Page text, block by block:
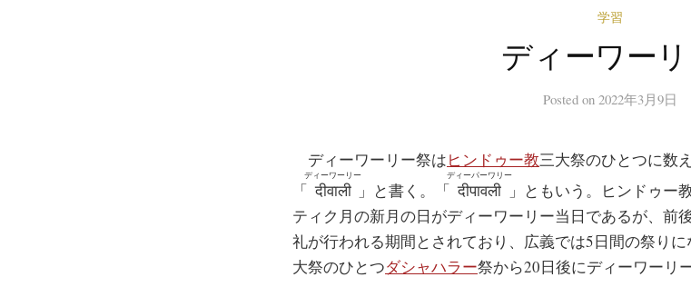
学習
ディーワー
Posted on 2022年3月9日
ディーワーリー祭はヒンドゥー教三大祭のひとつに数
「 दीवाली
ディーワーリー
」と書く。「 दीपावली
ディーパーワリー
」ともいう。ヒンドゥー
ティク月の新月の日がディーワーリー当日であるが、前
礼が行われる期間とされており、広義では5日間の祭り
大祭のひとつダシャハラー祭から20日後にディーワーリ